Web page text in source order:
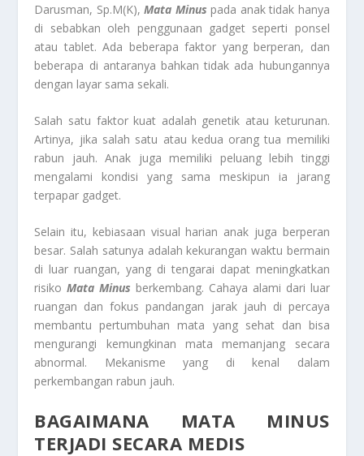
Darusman, Sp.M(K),Mata Minus pada anak tidak hanya
di sebabkan oleh penggunaan gadget seperti ponsel
atau tablet. Ada beberapa faktor yang berperan, dan
beberapa di antaranya bahkan tidak ada hubungannya
dengan layar sama sekali.
Salah satu faktor kuat adalah genetik atau keturunan.
Artinya, jika salah satu atau kedua orang tua memiliki
rabun jauh. Anak juga memiliki peluang lebih tinggi
mengalami kondisi yang sama meskipun ia jarang
terpapar gadget.
Selain itu, kebiasaan visual harian anak juga berperan
besar. Salah satunya adalah kekurangan waktu bermain
di luar ruangan, yang di tengarai dapat meningkatkan
risikoMata Minus berkembang. Cahaya alami dari luar
ruangan dan fokus pandangan jarak jauh di percaya
membantu pertumbuhan mata yang sehat dan bisa
mengurangi kemungkinan mata memanjang secara
abnormal. Mekanisme yang di kenal dalam
perkembangan rabun jauh.
BAGAIMANA MATA MINUS
TERJADI SECARA MEDIS